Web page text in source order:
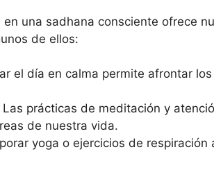
una sadhana consciente ofrece
de ellos:
el día en calma permite afrontar
Las prácticas de meditación y
de nuestra vida.
yoga o ejercicios de